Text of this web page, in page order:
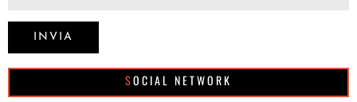
SOCIAL NETWORK